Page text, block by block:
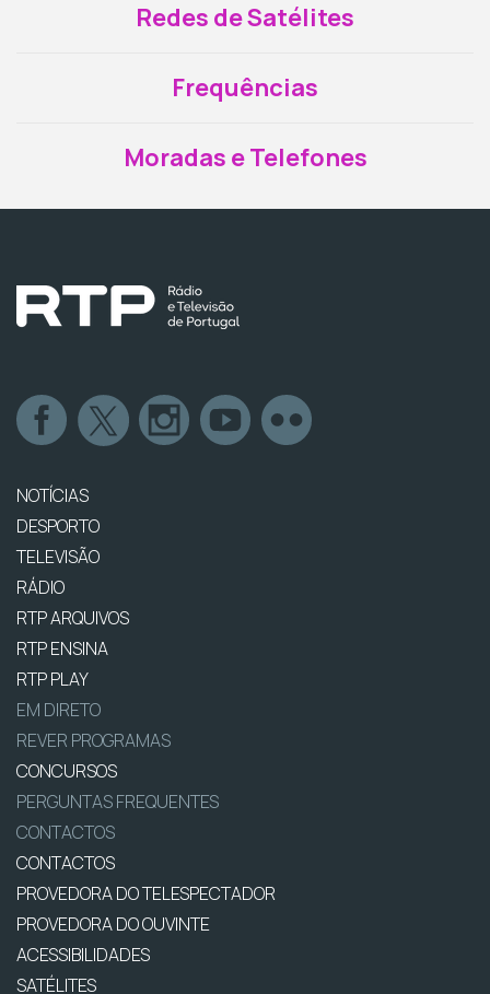
Redes de Satélites
Frequências
Moradas e Telefones
NOTÍCIAS
DESPORTO
TELEVISÃO
RÁDIO
RTP ARQUIVOS
RTP ENSINA
RTP PLAY
EM DIRETO
REVER PROGRAMAS
CONCURSOS
PERGUNTAS FREQUENTES
CONTACTOS
CONTACTOS
PROVEDORA DO TELESPECTADOR
PROVEDORA DO OUVINTE
ACESSIBILIDADES
SATÉLITES